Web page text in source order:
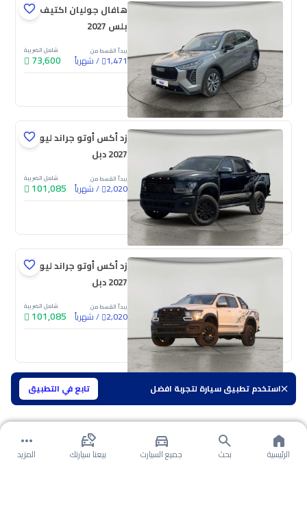
استخدم تطبيق سيارة لتجربة افضل تابع في التطبيق
هافال جوليان اكتيف
بلس 2027
يبدأ القسط من
1,471
/شهرياً
شامل الضريبة
73,600
جديدة
زد أكس أوتو جراند ليون
2027 دبل
يبدأ القسط من
2,020
/شهرياً
شامل الضريبة
101,085
جديدة
زد أكس أوتو جراند ليون
2027 دبل
يبدأ القسط من
2,020
/شهرياً
شامل الضريبة
101,085
جديدة
الرئيسية بحث جميع السيارت بيعنا سيارتك المزيد